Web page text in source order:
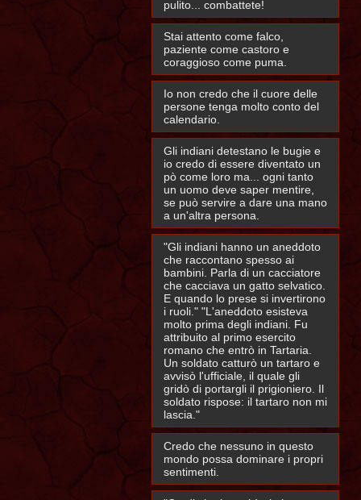
pulito... combattete!
Stai attento come falco,
paziente come castoro e
coraggioso come puma.
Io non credo che il cuore delle
persone tenga molto conto del
calendario.
Gli indiani detestano le bugie e
io credo di essere diventato un
pò come loro ma... ogni tanto
un uomo deve saper mentire,
se può servire a dare una mano
a un'altra persona.
"Gli indiani hanno un aneddoto
che raccontano spesso ai
bambini. Parla di un cacciatore
che cacciava un gatto selvatico.
E quando lo prese si invertirono
i ruoli." "L'aneddoto esisteva
molto prima degli indiani. Fu
attribuito al primo esercito
romano che entrò in Tartaria.
Un soldato catturò un tartaro e
avvisò l'ufficiale, il quale gli
gridò di portargli il prigioniero. Il
soldato rispose: il tartaro non mi
lascia."
Credo che nessuno in questo
mondo possa dominare i propri
sentimenti.